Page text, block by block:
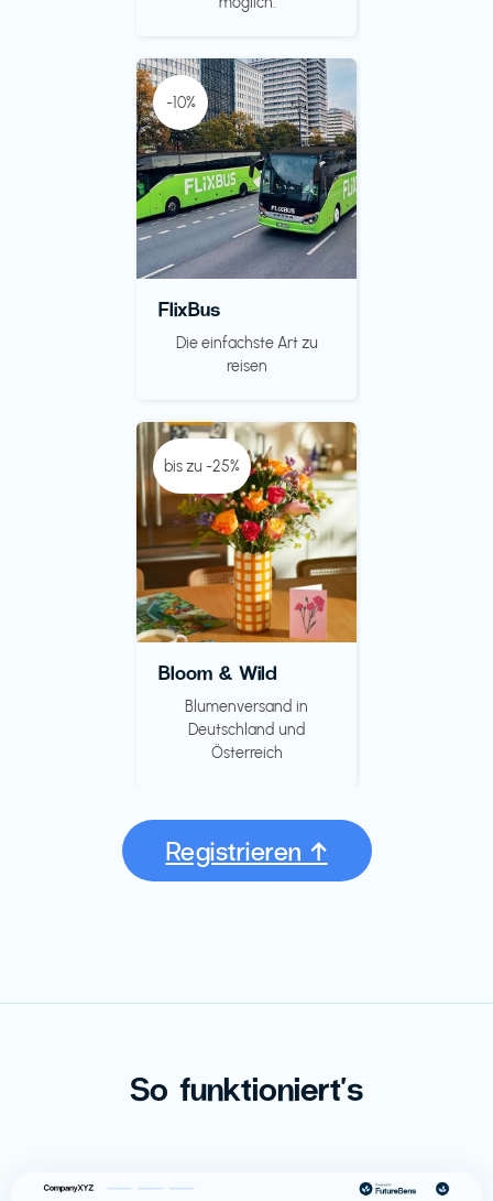
-10%
FlixBus
Die einfachste Art zu
reisen
bis zu -25%
Bloom & Wild
Blumenversand in
Deutschland und
Österreich
Registrieren ↑
So funktioniert's